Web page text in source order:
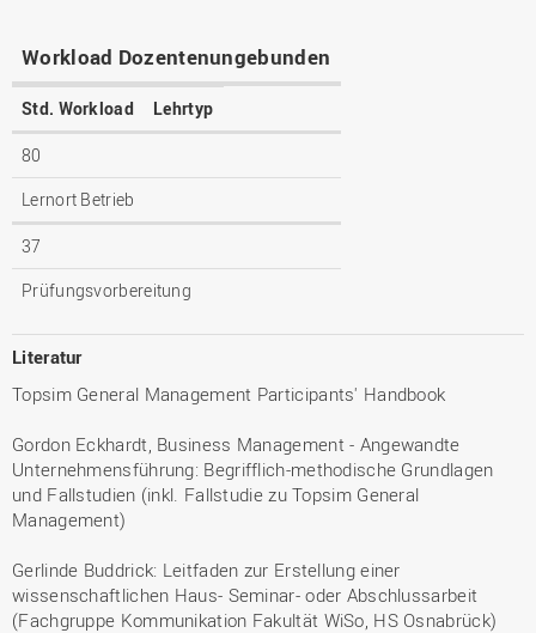
Workload Dozentenungebunden
Std. Workload Lehrtyp
80
Lernort Betrieb
37
Prüfungsvorbereitung
Literatur
Topsim General Management Participants' Handbook
Gordon Eckhardt, Business Management - Angewandte
Unternehmensführung: Begrifflich-methodische Grundlagen
und Fallstudien (inkl. Fallstudie zu Topsim General
Management)
Gerlinde Buddrick: Leitfaden zur Erstellung einer
wissenschaftlichen Haus- Seminar- oder Abschlussarbeit
(Fachgruppe Kommunikation Fakultät WiSo, HS Osnabrück)